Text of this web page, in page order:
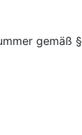
gemäß